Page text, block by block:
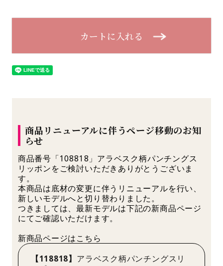
カートに入れる
商品リニューアルに伴うページ移動のお知
らせ
商品番号「108818」アラベスク柄パンチングス
リッポンをご検討いただきありがとうございま
す。
本商品は底材の変更に伴うリニューアルを行い、
新しいモデルへと切り替わりました。
つきましては、最新モデルは下記の新商品ページ
にてご確認いただけます。
新商品ページはこちら
【118818】 アラベスク柄パンチングスリ